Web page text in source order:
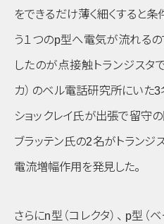
をできるだけ薄く細くすると条
う１つのp型へ電気が流れる
したのが点接触トランジスタ
カ） のベル電話研究所にいた
ショックレイ氏が出張で留守
ブラッテン氏の2名がトランジ
電流増幅作用を発見した。
さらにn型 （コレクタ） 、 p型 （